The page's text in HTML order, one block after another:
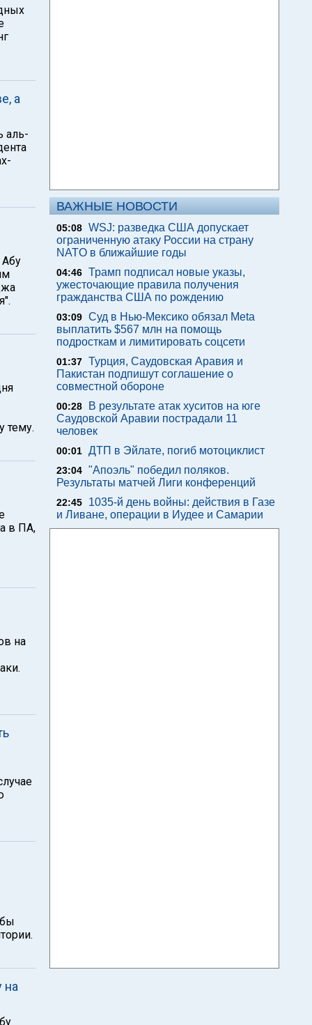
а
аль-
тему.
в ПА,
на
на
ВАЖНЫЕ НОВОСТИ
05:08 WSJ: разведка США допускает
ограниченную атаку России на страну
NATO в ближайшие годы
04:46 Трамп подписал новые указы,
ужесточающие правила получения
гражданства США по рождению
03:09 Суд в Нью-Мексико обязал Meta
выплатить $567 млн на помощь
подросткам и лимитировать соцсети
01:37 Турция, Саудовская Аравия и
Пакистан подпишут соглашение о
совместной обороне
00:28
В результате атак хуситов на юге
Саудовской Аравии пострадали 11
человек
00:01 ДТП в Эйлате, погиб мотоциклист
23:04 "Апоэль" победил поляков.
Результаты матчей Лиги конференций
22:45
1035-й день войны: действия в Газе
и Ливане, операции в Иудее и Самарии